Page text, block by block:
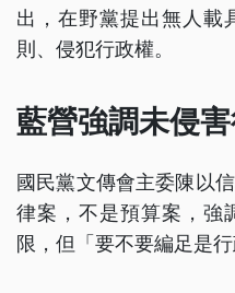
出，在野黨提出無人載
則、侵犯行政權。
藍營強調未侵
國民黨文傳會主委陳以
律案，不是預算案，強
限，但「要不要編足是行